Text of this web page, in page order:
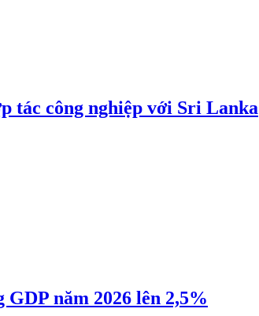
tác công nghiệp với Sri Lanka
năm 2026 lên 2,5%